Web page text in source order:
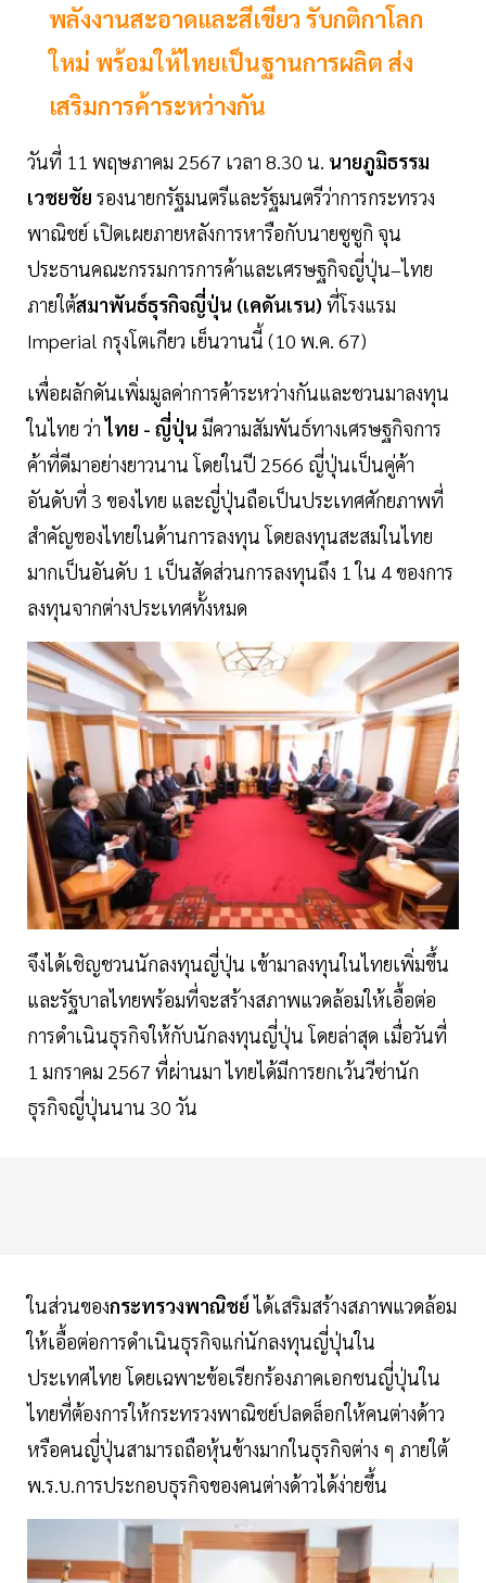
พลังงานสะอาดและสีเขียว รับกติกาโลก
ใหม่ พร้อมให้ไทยเป็นฐานการผลิต ส่ง
เสริมการค้าระหว่างกัน
วันที่ 11 พฤษภาคม 2567 เวลา 8.30 น. นายภูมิธรรม
เวชยชัย รองนายกรัฐมนตรีและรัฐมนตรีว่าการกระทรวง
พาณิชย์ เปิดเผยภายหลังการหารือกับนายซูซูกิ จุน
ประธานคณะกรรมการการค้าและเศรษฐกิจญี่ปุ่น–ไทย
ภายใต้สมาพันธ์ธุรกิจญี่ปุ่น (เคดันเรน) ที่โรงแรม
Imperial กรุงโตเกียว เย็นวานนี้ (10 พ.ค. 67)
เพื่อผลักดันเพิ่มมูลค่าการค้าระหว่างกันและชวนมาลงทุน
ในไทย ว่าไทย - ญี่ปุ่น มีความสัมพันธ์ทางเศรษฐกิจการ
ค้าที่ดีมาอย่างยาวนาน โดยในปี 2566 ญี่ปุ่นเป็นคู่ค้า
อันดับที่ 3 ของไทย และญี่ปุ่นถือเป็นประเทศศักยภาพที่
สำคัญของไทยในด้านการลงทุน โดยลงทุนสะสมในไทย
มากเป็นอันดับ 1 เป็นสัดส่วนการลงทุนถึง 1 ใน 4 ของการ
ลงทุนจากต่างประเทศทั้งหมด
จึงได้เชิญชวนนักลงทุนญี่ปุ่น เข้ามาลงทุนในไทยเพิ่มขึ้น
และรัฐบาลไทยพร้อมที่จะสร้างสภาพแวดล้อมให้เอื้อต่อ
การดำเนินธุรกิจให้กับนักลงทุนญี่ปุ่น โดยล่าสุด เมื่อวันที่
1 มกราคม 2567 ที่ผ่านมา ไทยได้มีการยกเว้นวีซ่านัก
ธุรกิจญี่ปุ่นนาน 30 วัน
ในส่วนของกระทรวงพาณิชย์ได้เสริมสร้างสภาพแวดล้อม
ให้เอื้อต่อการดำเนินธุรกิจแก่นักลงทุนญี่ปุ่นใน
ประเทศไทย โดยเฉพาะข้อเรียกร้องภาคเอกชนญี่ปุ่นใน
ไทยที่ต้องการให้กระทรวงพาณิชย์ปลดล็อกให้คนต่างด้าว
หรือคนญี่ปุ่นสามารถถือหุ้นข้างมากในธุรกิจต่าง ๆ ภายใต้
พ.ร.บ.การประกอบธุรกิจของคนต่างด้าวได้ง่ายขึ้น